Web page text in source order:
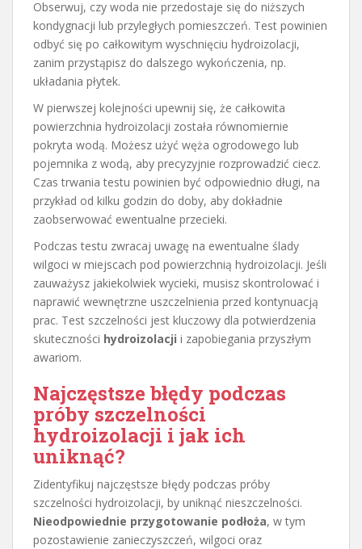
Obserwuj, czy woda nie przedostaje się do niższych
kondygnacji lub przyległych pomieszczeń. Test powinien
odbyć się po całkowitym wyschnięciu hydroizolacji,
zanim przystąpisz do dalszego wykończenia, np.
układania płytek.
W pierwszej kolejności upewnij się, że całkowita
powierzchnia hydroizolacji została równomiernie
pokryta wodą. Możesz użyć węża ogrodowego lub
pojemnika z wodą, aby precyzyjnie rozprowadzić ciecz.
Czas trwania testu powinien być odpowiednio długi, na
przykład od kilku godzin do doby, aby dokładnie
zaobserwować ewentualne przecieki.
Podczas testu zwracaj uwagę na ewentualne ślady
wilgoci w miejscach pod powierzchnią hydroizolacji. Jeśli
zauważysz jakiekolwiek wycieki, musisz skontrolować i
naprawić wewnętrzne uszczelnienia przed kontynuacją
prac. Test szczelności jest kluczowy dla potwierdzenia
skuteczności hydroizolacji i zapobiegania przyszłym
awariom.
Najczęstsze błędy podczas
próby szczelności
hydroizolacji i jak ich
uniknąć?
Zidentyfikuj najczęstsze błędy podczas próby
szczelności hydroizolacji, by uniknąć nieszczelności.
Nieodpowiednie przygotowanie podłoża, w tym
pozostawienie zanieczyszczeń, wilgoci oraz